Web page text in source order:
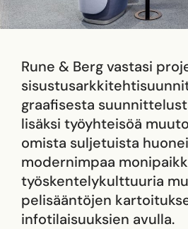
Rune & Berg vastasi
graafisesta
lisäksi työyhteisöä
omista suljetuista
modernimpaa
työskentelykulttuuria
pelisääntöjen
infotilaisuuksien avulla.